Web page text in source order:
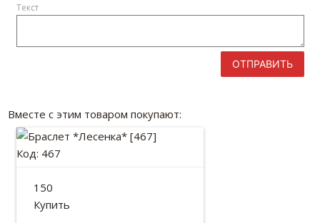
Текст
ОТПРАВИТЬ
Вместе с этим товаром покупают:
Код: 467
Браслет *Лесенка*
150
Купить